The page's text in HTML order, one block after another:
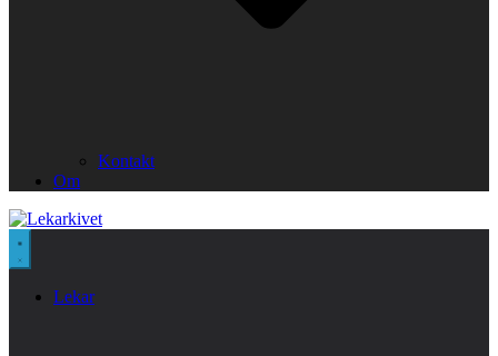
Kontakt
Om
Lekar